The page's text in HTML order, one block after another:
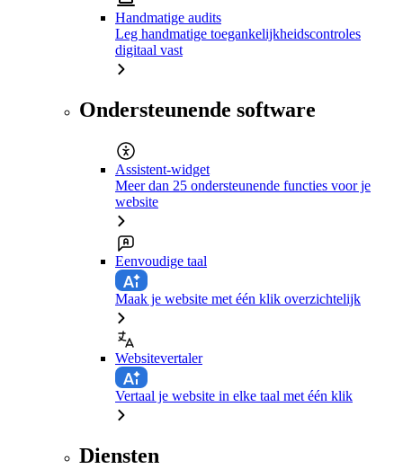
Handmatige audits
Leg handmatige toegankelijkheidscontroles
digitaal vast
Ondersteunende software
Assistent-widget
Meer dan 25 ondersteunende functies voor je
website
Eenvoudige taal
Maak je website met één klik overzichtelijk
Websitevertaler
Vertaal je website in elke taal met één klik
Diensten